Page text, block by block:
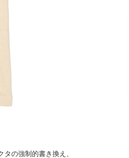
の強制的書き換え、